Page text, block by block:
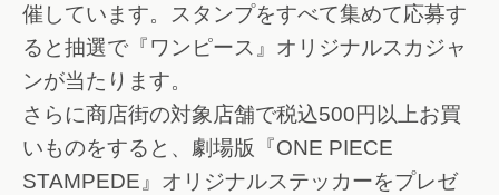
催しています。スタンプをすべて集めて応募す
ると抽選で『ワンピース』オリジナルスカジャ
ンが当たります。
さらに商店街の対象店舗で税込500円以上お買
いものをすると、劇場版『ONE PIECE
STAMPEDE』オリジナルステッカーをプレゼ